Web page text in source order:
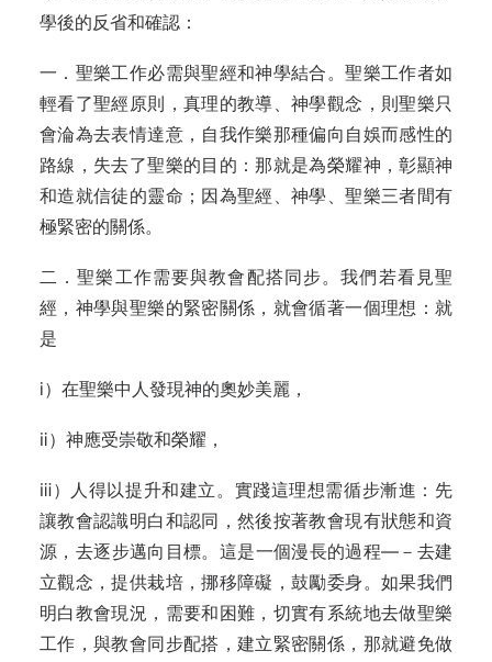
學後的反省和確認：
一．聖樂工作必需與聖經和神學結合。聖樂工作者如
輕看了聖經原則，真理的教導、神學觀念，則聖樂只
會淪為去表情達意，自我作樂那種偏向自娛而感性的
路線，失去了聖樂的目的：那就是為榮耀神，彰顯神
和造就信徒的靈命；因為聖經、神學、聖樂三者間有
極緊密的關係。
二．聖樂工作需要與教會配搭同步。我們若看見聖
經，神學與聖樂的緊密關係，就會循著一個理想：就
是
ⅰ）在聖樂中人發現神的奧妙美麗，
ⅱ）神應受崇敬和榮耀，
ⅲ）人得以提升和建立。實踐這理想需循步漸進：先
讓教會認識明白和認同，然後按著教會現有狀態和資
源，去逐步邁向目標。這是一個漫長的過程—－去建
立觀念，提供栽培，挪移障礙，鼓勵委身。如果我們
明白教會現況，需要和困難，切實有系統地去做聖樂
工作，與教會同步配搭，建立緊密關係，那就避免做